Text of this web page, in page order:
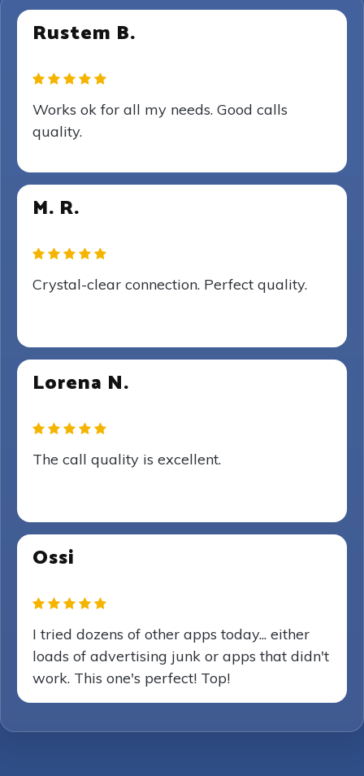
Rustem B.
Works ok for all my needs. Good calls
quality.
M. R.
Crystal-clear connection. Perfect quality.
Lorena N.
The call quality is excellent.
Ossi
I tried dozens of other apps today... either
loads of advertising junk or apps that didn't
work. This one's perfect! Top!